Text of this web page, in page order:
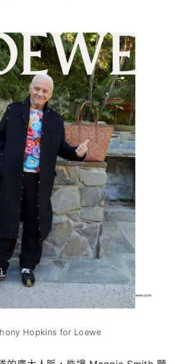
Hopkins for Loewe